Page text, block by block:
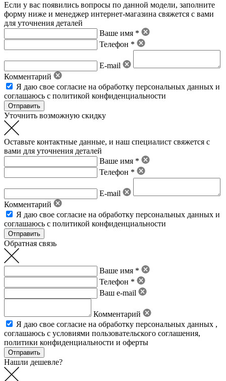
Если у вас появились вопросы по данной модели, заполните
форму ниже и менеджер интернет-магазина свяжется с вами
для уточнения деталей
Ваше имя *
Телефон *
E-mail
Комментарий
Я даю свое согласие на обработку персональных данных и
соглашаюсь с политикой конфиденциальности
Уточнить возможную скидку
Оставьте контактные данные, и наш специалист свяжется с
вами для уточнения деталей
Ваше имя *
Телефон *
E-mail
Комментарий
Я даю свое согласие на обработку персональных данных и
соглашаюсь с политикой конфиденциальности
Обратная связь
Ваше имя *
Телефон *
Ваш e-mail
Комментарий
Я даю свое согласие на обработку персональных данных ,
соглашаюсь с условиями пользовательского соглашения,
политики конфиденциальности и оферты
Нашли дешевле?